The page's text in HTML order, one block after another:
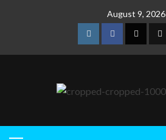
August 9, 2026